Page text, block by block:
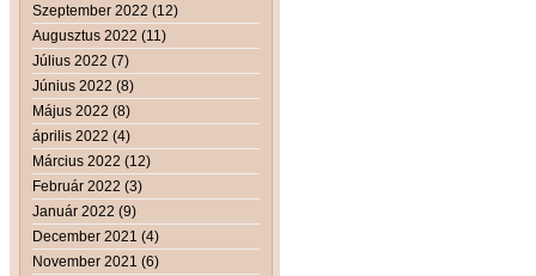
Szeptember 2022 (12)
Augusztus 2022 (11)
Július 2022 (7)
Június 2022 (8)
Május 2022 (8)
április 2022 (4)
Március 2022 (12)
Február 2022 (3)
Január 2022 (9)
December 2021 (4)
November 2021 (6)